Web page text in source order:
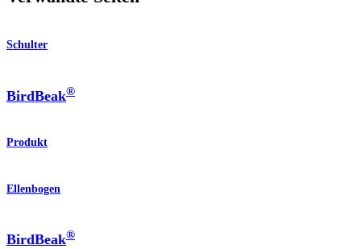
Schulter
BirdBeak®
Produkt
Ellenbogen
BirdBeak®